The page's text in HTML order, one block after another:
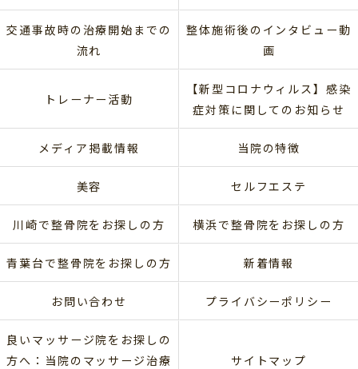
交通事故時の治療開始までの
流れ
整体施術後のインタビュー動
画
トレーナー活動
【新型コロナウィルス】感染
症対策に関してのお知らせ
メディア掲載情報 当院の特徴
美容 セルフエステ
川崎で整骨院をお探しの方 横浜で整骨院をお探しの方
青葉台で整骨院をお探しの方 新着情報
お問い合わせ プライバシーポリシー
良いマッサージ院をお探しの
方へ：当院のマッサージ治療
サイトマップ